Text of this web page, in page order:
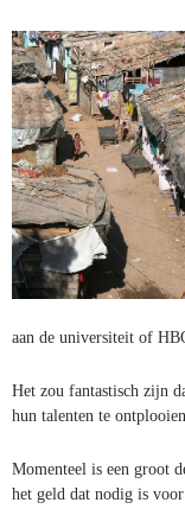
aan de universiteit of
Het zou fantastisch zijn
hun talenten te
Momenteel is een groot
het geld dat nodig is